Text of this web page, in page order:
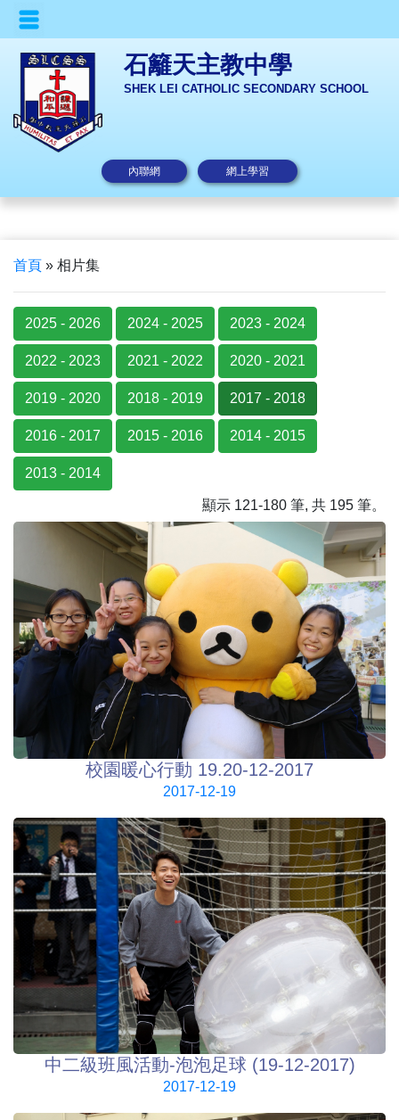
石籬天主教中學
SHEK LEI CATHOLIC SECONDARY SCHOOL
內聯網 網上學習
首頁 » 相片集
2025 - 2026 2024 - 2025 2023 - 2024
2022 - 2023 2021 - 2022 2020 - 2021
2019 - 2020 2018 - 2019 2017 - 2018
2016 - 2017 2015 - 2016 2014 - 2015
2013 - 2014
顯示 121-180 筆, 共 195 筆。
校園暖心行動 19.20-12-2017
2017-12-19
中二級班風活動-泡泡足球 (19-12-2017)
2017-12-19